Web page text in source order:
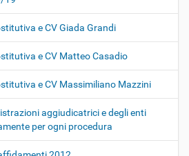
e CV Giada Grandi
e CV Matteo Casadio
e CV Massimiliano Mazzini
aggiudicatrici e degli enti
per ogni procedura